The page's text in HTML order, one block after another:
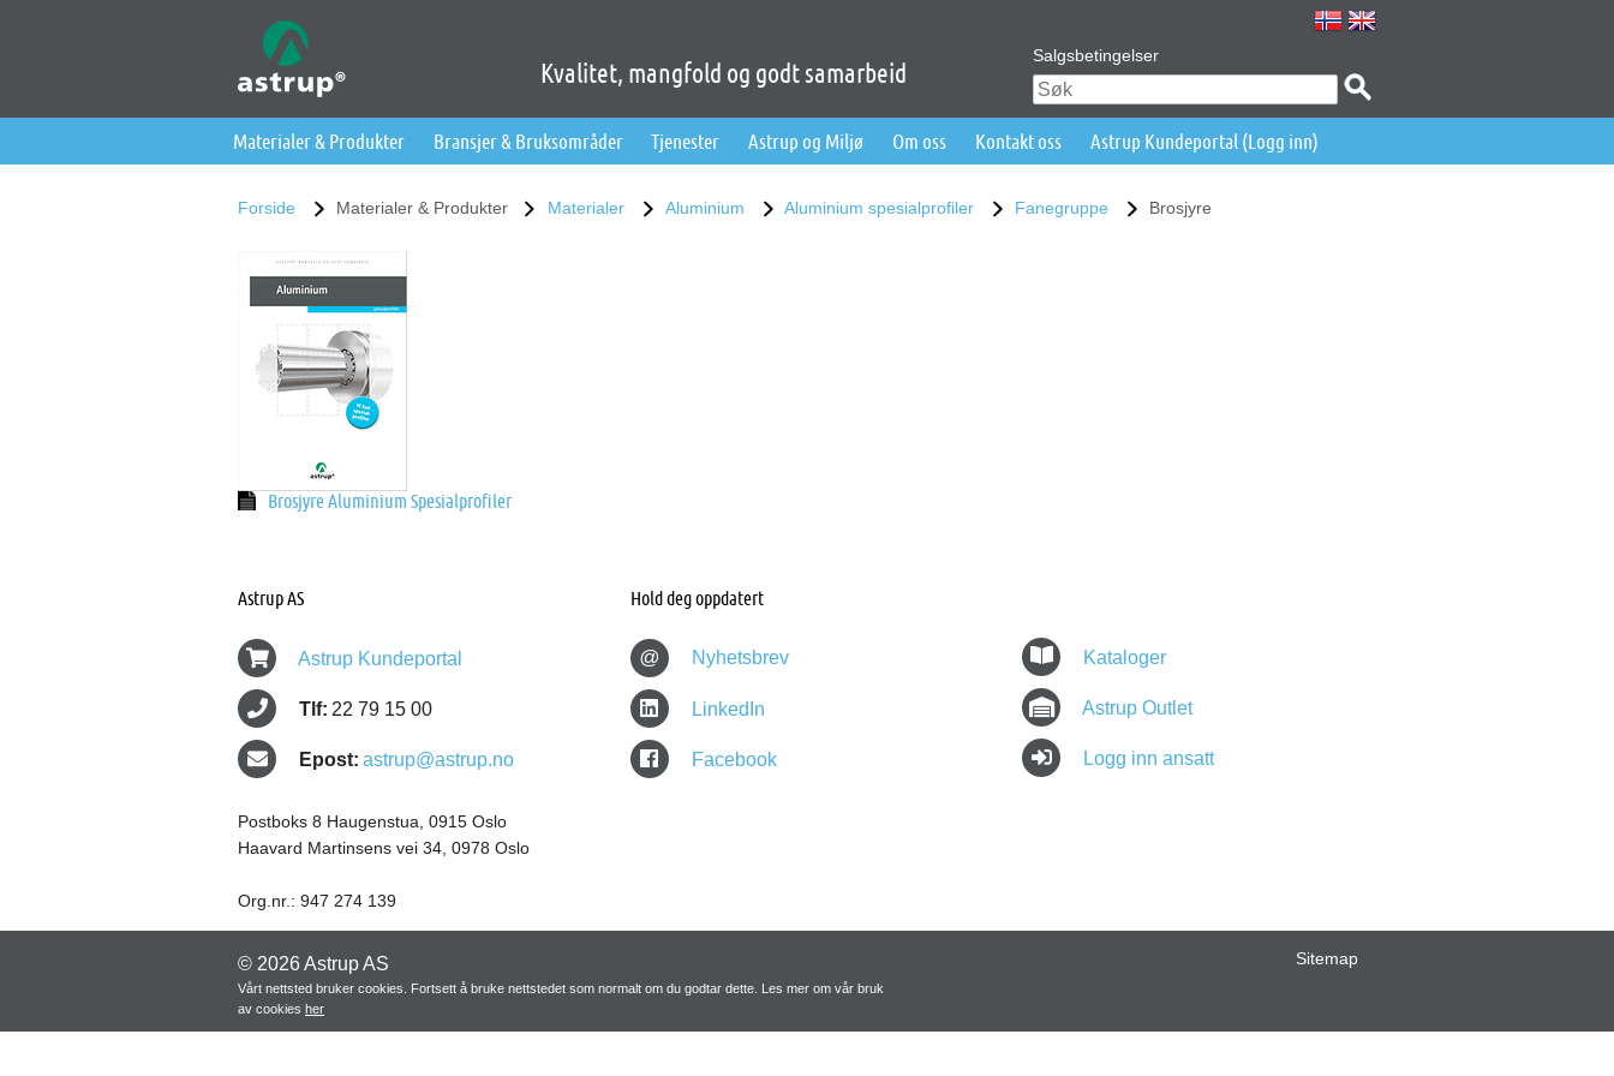
Kvalitet, mangfold og godt samarbeid
Salgsbetingelser
Materialer & Produkter Bransjer & Bruksområder Tjenester Astrup og Miljø Om oss Kontakt oss Astrup Kundeportal (Logg inn)
Forside Materialer & Produkter Materialer Aluminium Aluminium spesialprofiler Fanegruppe Brosjyre
Brosjyre Aluminium Spesialprofiler
Astrup AS
Astrup Kundeportal
Tlf: 22 79 15 00
Epost: astrup@astrup.no
Postboks 8 Haugenstua, 0915 Oslo
Haavard Martinsens vei 34, 0978 Oslo
Org.nr.: 947 274 139
Hold deg oppdatert
@ Nyhetsbrev
LinkedIn
Facebook
Kataloger
Astrup Outlet
Logg inn ansatt
© 2026 Astrup AS
Vårt nettsted bruker cookies. Fortsett å bruke nettstedet som normalt om du godtar dette. Les mer om vår bruk
av cookies her
Sitemap